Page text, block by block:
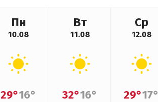
Пн
10.08
29°16°
Вт
11.08
32°16°
Ср
12.08
29°17°